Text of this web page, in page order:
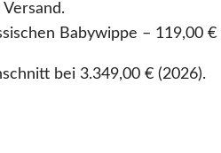
Babywippe – 119,00 €
bei 3.349,00 € (2026).